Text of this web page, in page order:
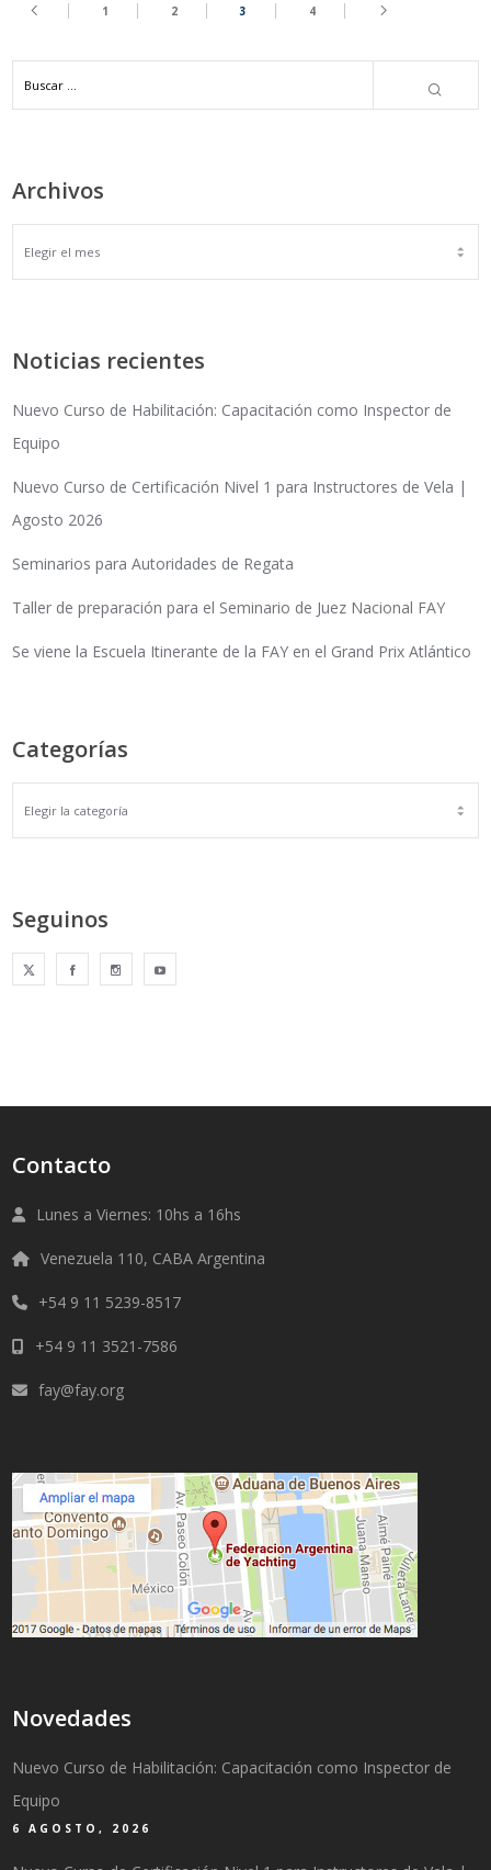
1 2 3 4
Archivos
ARCHIVOS
Noticias recientes
Nuevo Curso de Habilitación: Capacitación como Inspector de
Equipo
Nuevo Curso de Certificación Nivel 1 para Instructores de Vela |
Agosto 2026
Seminarios para Autoridades de Regata
Taller de preparación para el Seminario de Juez Nacional FAY
Se viene la Escuela Itinerante de la FAY en el Grand Prix Atlántico
Categorías
Seguinos
Contacto
Lunes a Viernes: 10hs a 16hs
Venezuela 110, CABA Argentina
+54 9 11 5239-8517
+54 9 11 3521-7586
fay@fay.org
Novedades
Nuevo Curso de Habilitación: Capacitación como Inspector de
Equipo
6 AGOSTO, 2026